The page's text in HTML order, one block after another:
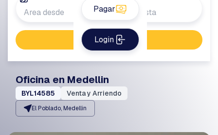
Pagar
Login
Buscar propiedad
Oficina en Medellin
BYL14585 Venta y Arriendo
El Poblado, Medellin